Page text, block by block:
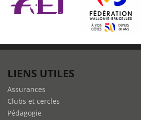
LIENS UTILES
Assurances
Clubs et cercles
Pédagogie